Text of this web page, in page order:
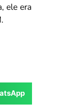
ele era